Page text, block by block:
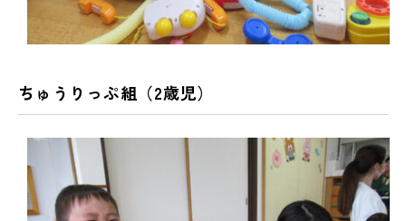
ちゅうりっぷ組（2歳児）